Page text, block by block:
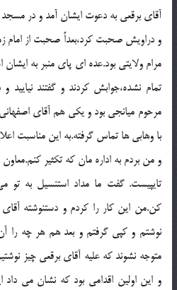
آقاي برقعي به دعوت ايشان آمد و در
و دراويش صحبت کرد،بعداً صحبت از
مرام ولايتي بود.عده اي پاي منبر به
تمام نشده،جوابش کردند و گفتند نياييد
مرحوم ميانجي بود و يکي هم آقاي
با وهابي ها تماس گرفته.به اين مناسبت
و من بردم به اداره مان که تکثير کنم.معاون
تايپيست. گفت ما مداد استنسيل به تو
کن.من اين کار را کردم و دستنوشته
نوشتم و کپي گرفتم و بعد هم هر چه را
و اين اولين اقدامي بود که نشان مي داد